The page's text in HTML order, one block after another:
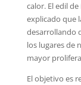
calor. El edil
explicado que
desarrollando
los lugares de
mayor
El objetivo es